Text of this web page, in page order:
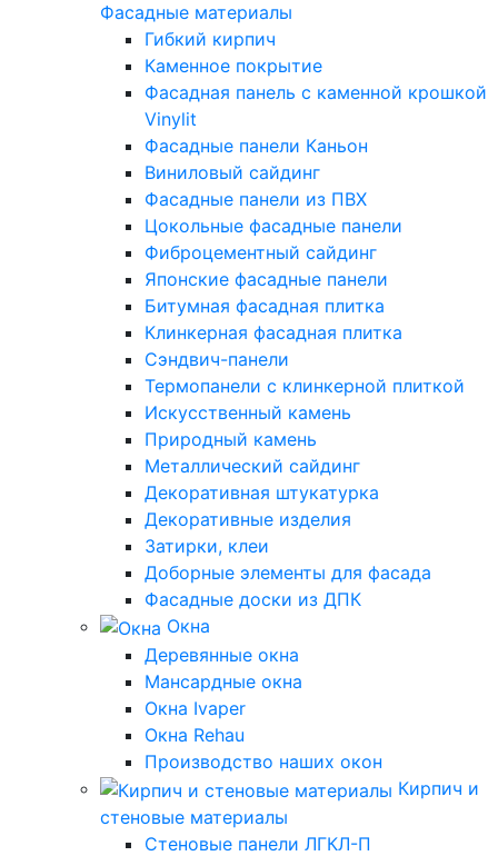
Фасадные материалы
Гибкий кирпич
Каменное покрытие
Фасадная панель с каменной крошкой
Vinylit
Фасадные панели Каньон
Виниловый сайдинг
Фасадные панели из ПВХ
Цокольные фасадные панели
Фиброцементный сайдинг
Японские фасадные панели
Битумная фасадная плитка
Клинкерная фасадная плитка
Сэндвич-панели
Термопанели с клинкерной плиткой
Искусственный камень
Природный камень
Металлический сайдинг
Декоративная штукатурка
Декоративные изделия
Затирки, клеи
Доборные элементы для фасада
Фасадные доски из ДПК
Окна
Деревянные окна
Мансардные окна
Окна Ivaper
Окна Rehau
Производство наших окон
Кирпич и
стеновые материалы
Стеновые панели ЛГКЛ-П